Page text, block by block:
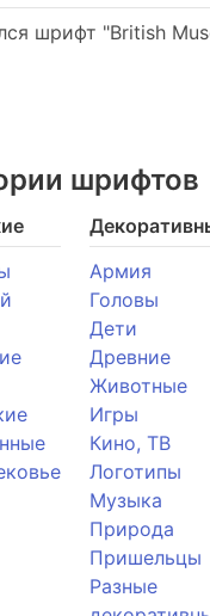
шрифт "British
шрифтов
Армия
Головы
Дети
Древние
Животные
Игры
Кино, ТВ
Логотипы
Музыка
Природа
Пришельцы
Разные